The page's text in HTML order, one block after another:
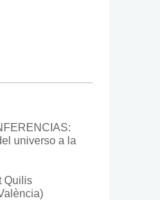
universo a la
Quilis